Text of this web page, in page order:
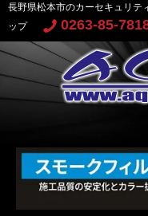
長野県松本市のカーセキュリテ
ップ
0263-85-